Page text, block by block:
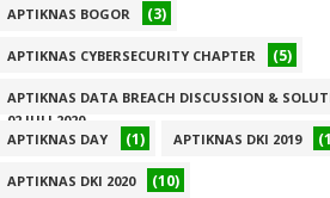
APTIKNAS BOGOR (3)
APTIKNAS CYBERSECURITY CHAPTER (5)
APTIKNAS DATA BREACH DISCUSSION &
02 JULI 2020
APTIKNAS DAY (1) APTIKNAS DKI 2019
APTIKNAS DKI 2020 (10)